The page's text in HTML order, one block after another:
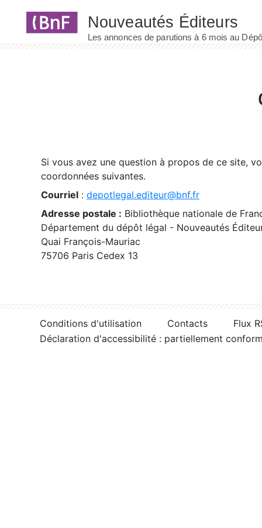
Si vous avez une question à propos de ce site,
coordonnées suivantes.
Courriel : depotlegal.editeur@bnf.fr
Adresse postale : Bibliothèque nationale de
Département du dépôt légal - Nouveautés
Quai François-Mauriac
75706 Paris Cedex 13
Conditions d'utilisation Contacts
Flux
Déclaration d'accessibilité : partiellement